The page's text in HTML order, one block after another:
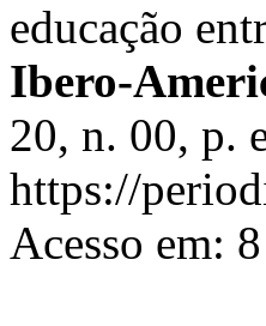
educação
Ibero-
20, n. 00, p.
https://
Acesso em: